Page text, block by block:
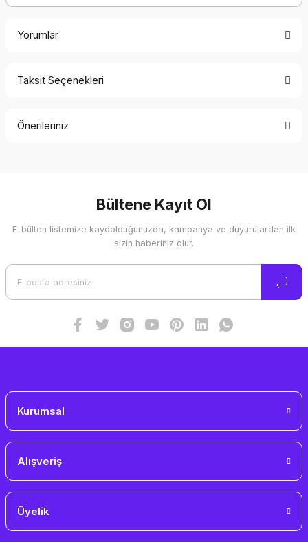
Yorumlar
Taksit Seçenekleri
Önerileriniz
Görüş ve önerileriniz için teşekkür ederiz.
Ürün resmi kalitesiz, bozuk veya görüntülenemiyor.
Bültene Kayıt Ol
E-bülten listemize kaydolduğunuzda, kampanya ve duyurulardan ilk
sizin haberiniz olur.
Kurumsal
Alışveriş
Üyelik